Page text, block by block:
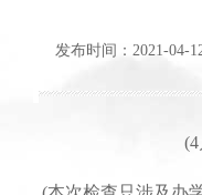
发布时间：2021-